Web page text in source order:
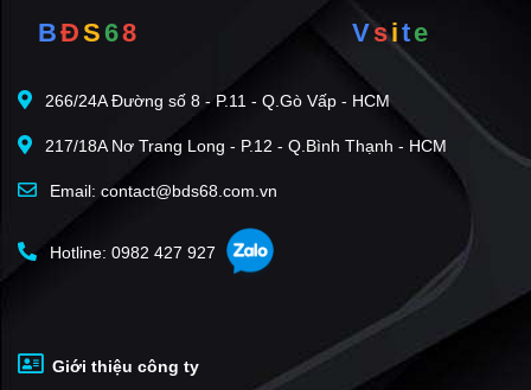
BĐS68 Vsite
266/24A Đường số 8 - P.11 - Q.Gò Vấp - HCM
217/18A Nơ Trang Long - P.12 - Q.Bình Thạnh - HCM
Email: contact@bds68.com.vn
Hotline: 0982 427 927
Giới thiệu công ty